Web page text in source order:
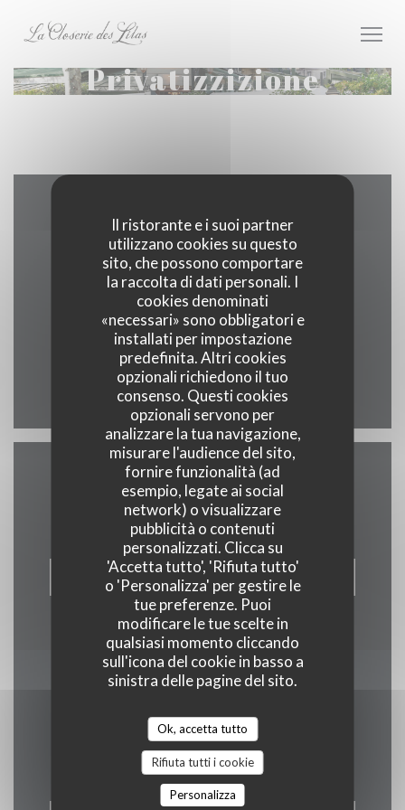
Il ristorante e i suoi partner
utilizzano cookies su questo
sito, che possono comportare
la raccolta di dati personali. I
cookies denominati
«necessari» sono obbligatori e
installati per impostazione
predefinita. Altri cookies
opzionali richiedono il tuo
consenso. Questi cookies
opzionali servono per
analizzare la tua navigazione,
misurare l'audience del sito,
fornire funzionalità (ad
esempio, legate ai social
network) o visualizzare
pubblicità o contenuti
personalizzati. Clicca su
'Accetta tutto', 'Rifiuta tutto'
o 'Personalizza' per gestire le
tue preferenze. Puoi
modificare le tue scelte in
qualsiasi momento cliccando
sull'icona del cookie in basso a
sinistra delle pagine del sito.
Ok, accetta tutto
Rifiuta tutti i cookie
Personalizza
Privatizzizione
Contattaci
171 boulevard du Montparnasse 75006 Paris
01 40 51 34 50
Facebook ((apre una nuova
Instagram ((apre una
Contattaci
PRENOTA
Rimani informato
Iscriversi alla nostra newsletter per ricevere comunicazioni
personalizzate e offerte di marketing via e-mail.